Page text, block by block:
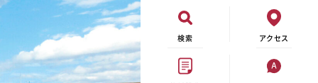
検索 アクセス